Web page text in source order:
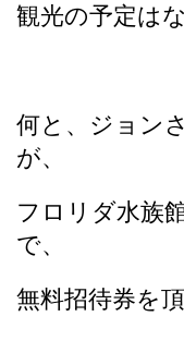
観光の予定は
何と、ジョン
が、
フロリダ水族
で、
無料招待券を